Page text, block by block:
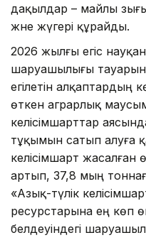
дақылдар – майлы
және жүгері құрайды.
2026 жылғы егіс
шаруашылығы тауарын
егілетін алқаптардың
өткен аграрлық
келісімшарттар
тұқымын сатып алуға
келісімшарт жасалған
артып, 37,8 мың
«Азық-түлік
ресурстарына ең көп
белдеуіндегі